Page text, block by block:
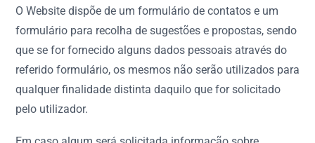
O Website dispõe de um formulário de contatos e um
formulário para recolha de sugestões e propostas, sendo
que se for fornecido alguns dados pessoais através do
referido formulário, os mesmos não serão utilizados para
qualquer finalidade distinta daquilo que for solicitado
pelo utilizador.